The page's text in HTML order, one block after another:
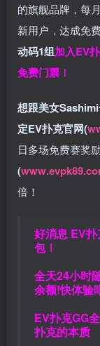
的旗舰品牌，每
新用户，达成免
动码1组加入EV
免费门票！
想跟美女Sashimi
定EV扑克官网(
日多场免费赛奖
(
倍！
好消息 EV
包！
全天24小时
余额!快体验
EV扑克GG
扑克的本质